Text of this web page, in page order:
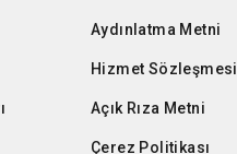
Aydınlatma Metni
Hizmet Sözleşmesi
Açık Rıza Metni
Çerez Politikası